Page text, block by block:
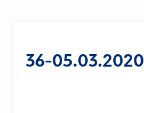
36-05.03.2020